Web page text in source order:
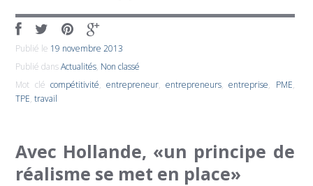
Publié le 19 novembre 2013
Publié dansActualités, Non classé
Mot clé compétitivité, entrepreneur,entrepreneurs,entreprise, PME,
TPE,travail
Avec Hollande, «un principe de
réalisme se met en place»